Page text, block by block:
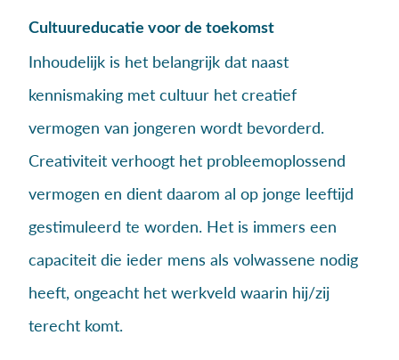
Cultuureducatie voor de toekomst
Inhoudelijk is het belangrijk dat naast
kennismaking met cultuur het creatief
vermogen van jongeren wordt bevorderd.
Creativiteit verhoogt het probleemoplossend
vermogen en dient daarom al op jonge leeftijd
gestimuleerd te worden. Het is immers een
capaciteit die ieder mens als volwassene nodig
heeft, ongeacht het werkveld waarin hij/zij
terecht komt.